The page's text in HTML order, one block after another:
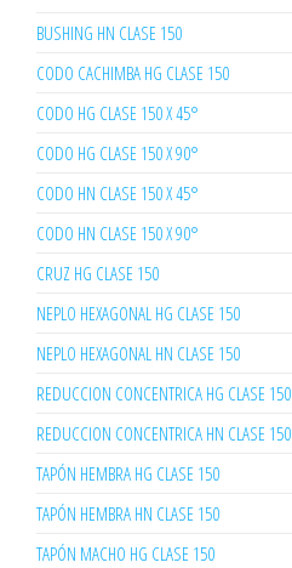
BUSHING HN CLASE 150
CODO CACHIMBA HG CLASE 150
CODO HG CLASE 150 X 45°
CODO HG CLASE 150 X 90°
CODO HN CLASE 150 X 45°
CODO HN CLASE 150 X 90°
CRUZ HG CLASE 150
NEPLO HEXAGONAL HG CLASE 150
NEPLO HEXAGONAL HN CLASE 150
REDUCCION CONCENTRICA HG CLASE 150
REDUCCION CONCENTRICA HN CLASE 150
TAPÓN HEMBRA HG CLASE 150
TAPÓN HEMBRA HN CLASE 150
TAPÓN MACHO HG CLASE 150